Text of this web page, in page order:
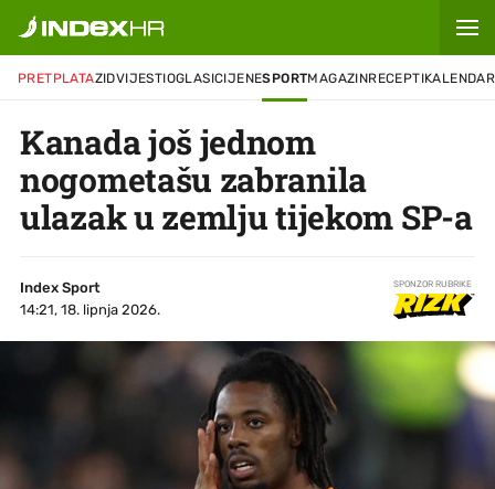
PRETPLATAZIDVIJESTIOGLASICIJENESPORTMAGAZINRECEPTIKALENDAR
Kanada još jednom
nogometašu zabranila
ulazak u zemlju tijekom SP-a
Index Sport
14:21, 18. lipnja 2026.
SPONZOR RUBRIKE